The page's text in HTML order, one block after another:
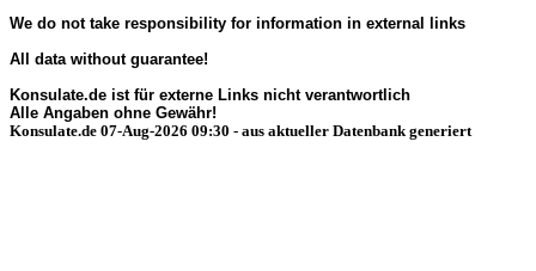
We do not take responsibility for information in external links
All data without guarantee!
Konsulate.de ist für externe Links nicht verantwortlich
Alle Angaben ohne Gewähr!
Konsulate.de 07-Aug-2026 09:30 - aus aktueller Datenbank generiert